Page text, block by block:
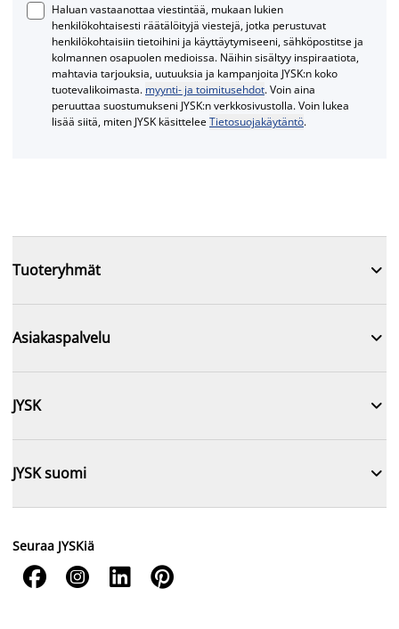
Haluan vastaanottaa viestintää, mukaan lukien
henkilökohtaisesti räätälöityjä viestejä, jotka perustuvat
henkilökohtaisiin tietoihini ja käyttäytymiseeni, sähköpostitse ja
kolmannen osapuolen medioissa. Näihin sisältyy inspiraatiota,
mahtavia tarjouksia, uutuuksia ja kampanjoita JYSK:n koko
tuotevalikoimasta. myynti- ja toimitusehdot. Voin aina
peruuttaa suostumukseni JYSK:n verkkosivustolla. Voin lukea
lisää siitä, miten JYSK käsitteleeTietosuojakäytäntö.
Tuoteryhmät 
Asiakaspalvelu 
JYSK 
JYSK suomi 
Seuraa JYSKiä
   